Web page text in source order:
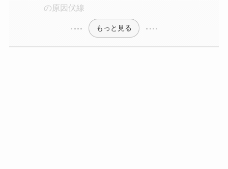
の原因伏線
もっと見る